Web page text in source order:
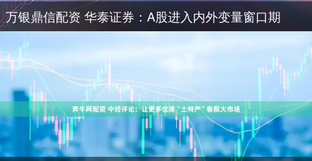
万银鼎信配资 华泰证券：A股进入内外变量窗口期